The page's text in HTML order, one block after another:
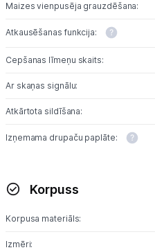
Maizes vienpusēja grauzdēšana:
Atkausēšanas funkcija:
Cepšanas līmeņu skaits:
Ar skaņas signālu:
Atkārtota sildīšana:
Izņemama drupaču paplāte:
Korpuss
Korpusa materiāls:
Izmēri: